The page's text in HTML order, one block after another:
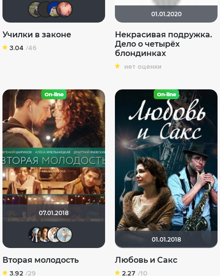
Илья Зембакин
ruah_adonai
didak2002
Hurricane Gabrielle
Училки в законе
3.04 /46
01.01.2020
Некрасивая подружка.
Дело о четырёх
блондинках
нет оценки
07.01.2018
Диян Кръстев
Сергей Лисицкий
Ана-толь
Вторая молодость
3.92 /29
01.01.2018
Любовь и Сакс
2.27 /10